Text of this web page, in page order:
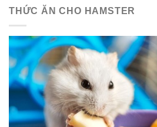
THỨC ĂN CHO HAMSTER